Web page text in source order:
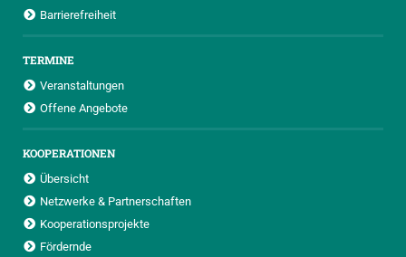
Barrierefreiheit
TERMINE
Veranstaltungen
Offene Angebote
KOOPERATIONEN
Übersicht
Netzwerke & Partnerschaften
Kooperationsprojekte
Fördernde